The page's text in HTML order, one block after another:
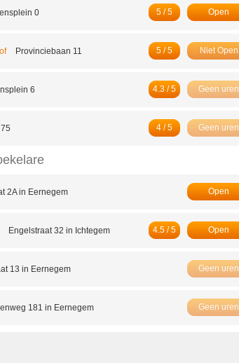
0 Open
5 / 5
Provinciebaan 11 Niet Open
5 / 5
6 Geen uren
4.3 / 5
Geen uren
4 / 5
2A in Eernegem Open
Engelstraat 32 in Ichtegem Open
4.5 / 5
13 in Eernegem Geen uren
181 in Eernegem Geen uren